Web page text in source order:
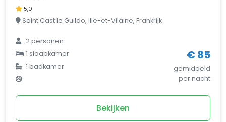
5,0
Saint Cast le Guildo, Ille-et-Vilaine, Frankrijk
2 personen
1 slaapkamer
1 badkamer
€ 85
gemiddeld
per nacht
Bekijken